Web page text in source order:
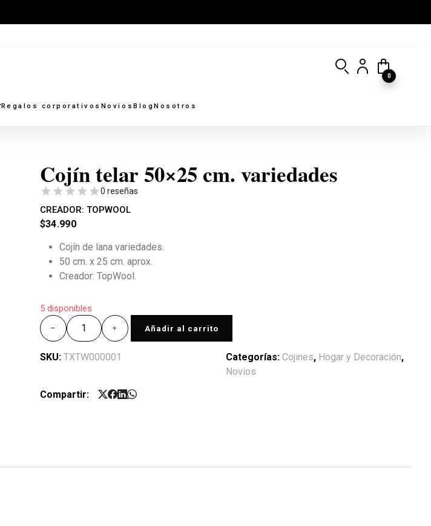
Regalos corporativos NoviosBlogNosotros
0
Cojín telar 50×25 cm. variedades
0 reseñas
CREADOR: TOPWOOL
$34.990
Cojín de lana variedades.
50 cm. x 25 cm. aprox.
Creador: TopWool.
5 disponibles
Añadir al carrito
SKU: TXTW000001 Categorías: Cojines, Hogar y Decoración,
Novios
Compartir: